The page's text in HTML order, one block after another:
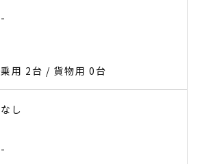
-
乗用 2台 / 貨物用 0台
なし
-